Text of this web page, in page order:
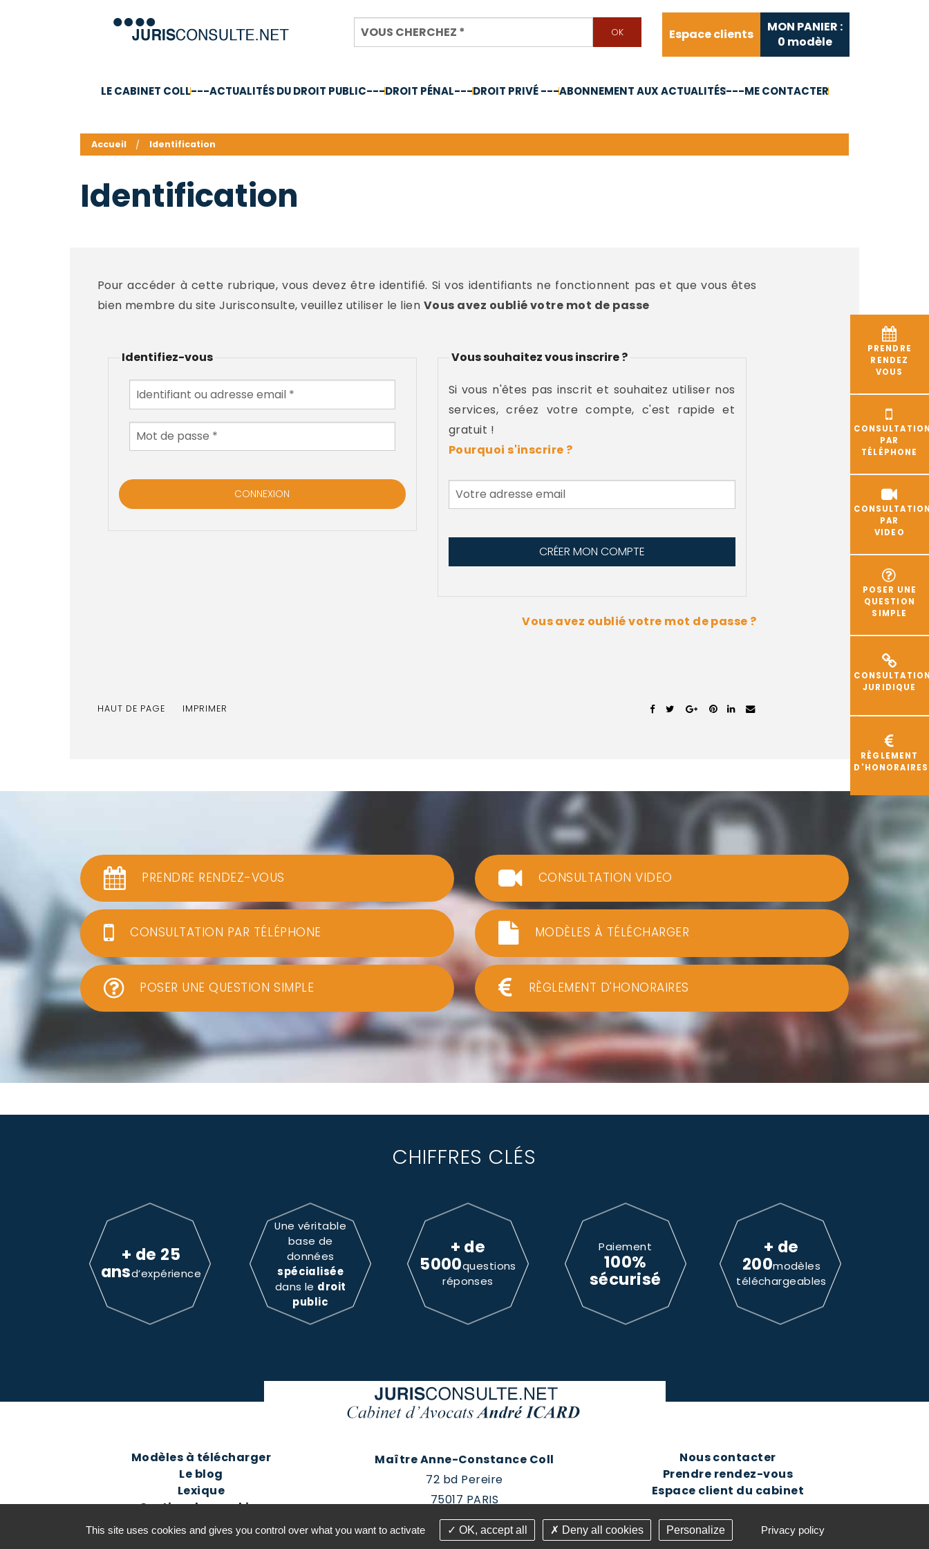
Espace clients
MON PANIER :
0 modèle
LE CABINET COLL---ACTUALITÉS DU DROIT PUBLIC---DROIT PÉNAL---DROIT PRIVÉ ---ABONNEMENT AUX ACTUALITÉS---ME CONTACTER
PRENDRE
RENDEZ
VOUS
PAR
TÉLÉPHONE
PAR
VIDEO
POSER UNE
QUESTION
SIMPLE
JURIDIQUE
RÈGLEMENT
D'HONORAIRES
Accueil Identification
Identification
Pour accéder à cette rubrique, vous devez être identifié. Si vos identifiants ne fonctionnent pas et que vous êtes
bien membre du site Jurisconsulte, veuillez utiliser le lien Vous avez oublié votre mot de passe
Identifiez-vous Vous souhaitez vous inscrire ?
Si vous n'êtes pas inscrit et souhaitez utiliser nos
services, créez votre compte, c'est rapide et
gratuit !
Pourquoi s'inscrire ?
Vous avez oublié votre mot de passe ?
HAUT DE PAGE IMPRIMER
PRENDRE RENDEZ-VOUS
CONSULTATION PAR TÉLÉPHONE
POSER UNE QUESTION SIMPLE
CONSULTATION VIDEO
MODÈLES À TÉLÉCHARGER
RÈGLEMENT D'HONORAIRES
CHIFFRES CLÉS
+ de 25
ansd’expérience
Une véritable
base de
données
spécialisée
dans le droit
public
+ de
5000questions
réponses
Paiement
100%
sécurisé
+ de
200modèles
téléchargeables
Modèles à télécharger
Le blog
Lexique
Gestion des cookies
Maître Anne-Constance Coll
72 bd Pereire
75017 PARIS
Tél : 01 60 88 18 78
Nous contacter
Prendre rendez-vous
Espace client du cabinet
©2016-26 Jurisconsulte - Tous droits réservés - Conception Absolute Communication & Création Answeb -Gestion cookies
This site uses cookies and gives you control over what you want to activate OK, accept all Deny all cookies Personalize Privacy policy